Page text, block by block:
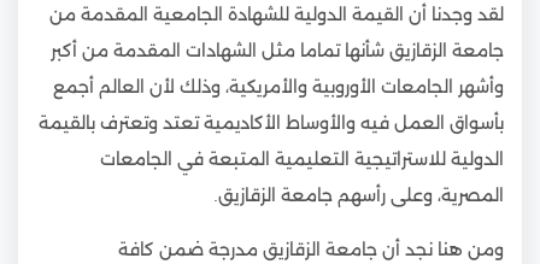
لقد وجدنا أن القيمة الدولية للشهادة الجامعية المقدمة من
جامعة الزقازيق شأنها تماما مثل الشهادات المقدمة من أكبر
وأشهر الجامعات الأوروبية والأمريكية، وذلك لأن العالم أجمع
بأسواق العمل فيه والأوساط الأكاديمية تعتد وتعترف بالقيمة
الدولية للاستراتيجية التعليمية المتبعة في الجامعات
المصرية، وعلى رأسهم جامعة الزقازيق.
ومن هنا نجد أن جامعة الزقازيق مدرجة ضمن كافة